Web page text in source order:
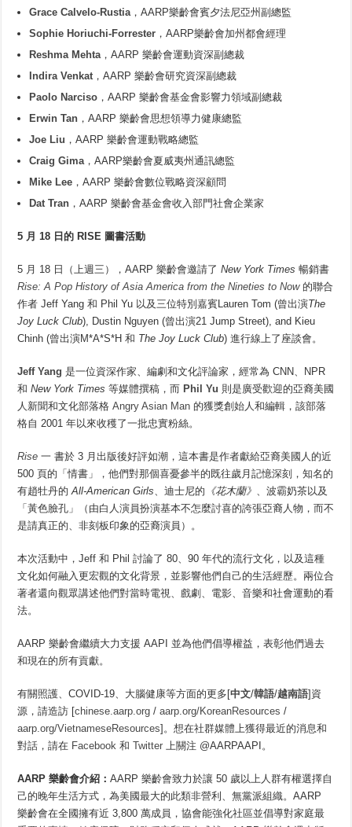
Grace Calvelo-Rustia，AARP樂齡會賓夕法尼亞州副總監
Sophie Horiuchi-Forrester ，AARP樂齡會加州都會經理
Reshma Mehta，AARP 樂齡會運動資深副總裁
Indira Venkat，AARP 樂齡會研究資深副總裁
Paolo Narciso ，AARP 樂齡會基金會影響力領域副總裁
Erwin Tan ，AARP 樂齡會思想領導力健康總監
Joe Liu ，AARP 樂齡會運動戰略總監
Craig Gima，AARP樂齡會夏威夷州通訊總監
Mike Lee ，AARP 樂齡會數位戰略資深顧問
Dat Tran ，AARP 樂齡會基金會收入部門社會企業家
5 月 18 日的 RISE 圖書活動
5 月 18 日（上週三），AARP 樂齡會邀請了New York Times 暢銷書
Rise: A Pop History of Asia America from the Nineties to Now的聯合
作者 Jeff Yang 和 Phil Yu 以及三位特別嘉賓Lauren Tom (曾出演The
Joy Luck Club), Dustin Nguyen (曾出演21 Jump Street), and Kieu
Chinh (曾出演M*A*S*H 和 The Joy Luck Club) 進行線上了座談會。
Jeff Yang 是一位資深作家、編劇和文化評論家，經常為 CNN、NPR
和New York Times 等媒體撰稿，而 Phil Yu 則是廣受歡迎的亞裔美國
人新聞和文化部落格Angry Asian Man 的獲獎創始人和編輯，該部落
格自 2001 年以來收穫了一批忠實粉絲。
Rise 一 書於 3 月出版後好評如潮，這本書是作者獻給亞裔美國人的近
500 頁的「情書」，他們對那個喜憂參半的既往歲月記憶深刻，知名的
有趙牡丹的All-American Girls、迪士尼的 《花木蘭》 、波霸奶茶以及
「黃色臉孔」（由白人演員扮演基本不怎麼討喜的誇張亞裔人物，而不
是請真正的、非刻板印象的亞裔演員）。
本次活動中，Jeff 和 Phil 討論了 80、90 年代的流行文化，以及這種
文化如何融入更宏觀的文化背景，並影響他們自己的生活經歷。兩位合
著者還向觀眾講述他們對當時電視、戲劇、電影、音樂和社會運動的看
法。
AARP 樂齡會繼續大力支援 AAPI 並為他們倡導權益，表彰他們過去
和現在的所有貢獻。
有關照護、COVID-19、大腦健康等方面的更多[中文/韓語/越南語]資
源，請造訪 [chinese.aarp.org /aarp.org/KoreanResources /
aarp.org/VietnameseResources]。想在社群媒體上獲得最近的消息和
對話，請在 Facebook 和Twitter 上關注 @AARPAAPI。
AARP 樂齡會介紹：AARP 樂齡會致力於讓 50 歲以上人群有權選擇自
己的晚年生活方式，為美國最大的此類非營利、無黨派組織。AARP
樂齡會在全國擁有近 3,800 萬成員，協會能強化社區並倡導對家庭最